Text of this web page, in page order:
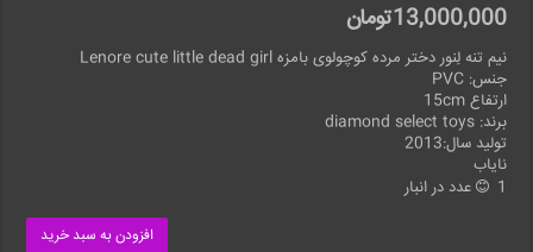
13,000,000تومان
نیم تنه لِنور دختر مرده کوچولوی بامزه Lenore cute little dead girl
جنس: PVC
ارتفاع 15cm
برند: diamond select toys
تولید سال:2013
نایاب
1 عدد در انبار
افزودن به سبد خرید